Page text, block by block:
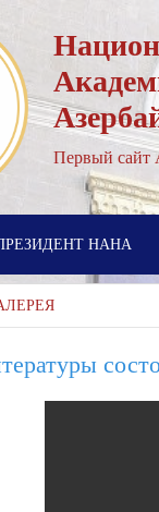
Первый cайт
НАНА